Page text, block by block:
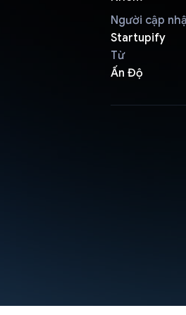
Người cập
Startupify
Từ
Ấn Độ